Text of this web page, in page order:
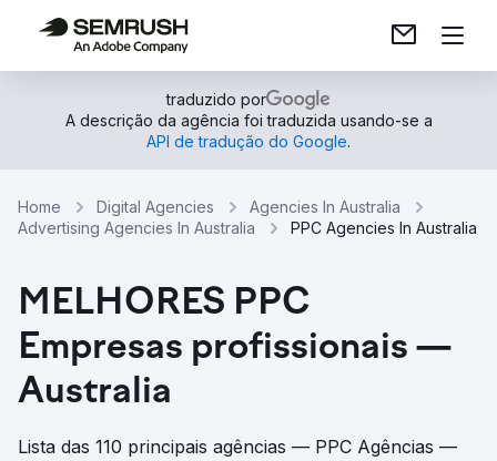
traduzido por
A descrição da agência foi traduzida usando-se a
API de tradução do Google.
Home Digital Agencies
Agencies In Australia
Advertising Agencies In Australia
PPC Agencies In Australia
MELHORES PPC
Empresas profissionais —
Australia
Lista das 110 principais agências — PPC Agências —